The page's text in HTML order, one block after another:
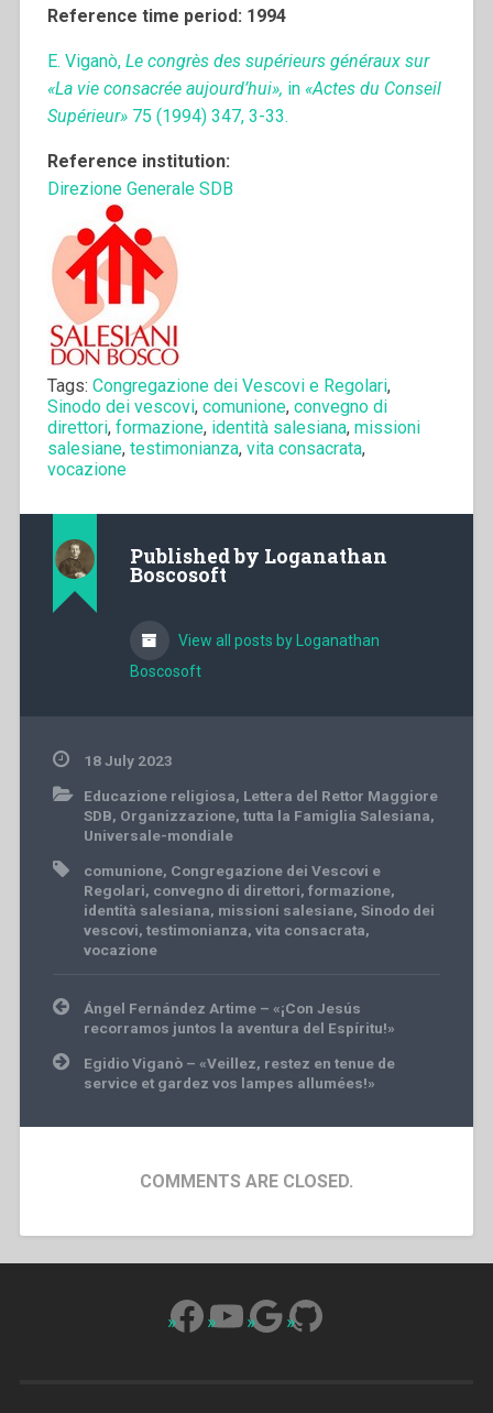
Reference time period: 1994
E. Viganò, Le congrès des supérieurs généraux sur
«La vie consacrée aujourd’hui», in «Actes du Conseil
Supérieur» 75 (1994) 347, 3-33.
Reference institution:
Direzione Generale SDB
Tags: Congregazione dei Vescovi e Regolari,
Sinodo dei vescovi, comunione, convegno di
direttori, formazione, identità salesiana, missioni
salesiane, testimonianza, vita consacrata,
vocazione
Published by Loganathan
Boscosoft
View all posts by Loganathan
Boscosoft
18 July 2023
Educazione religiosa, Lettera del Rettor Maggiore
SDB, Organizzazione, tutta la Famiglia Salesiana,
Universale-mondiale
comunione, Congregazione dei Vescovi e
Regolari, convegno di direttori, formazione,
identità salesiana, missioni salesiane, Sinodo dei
vescovi, testimonianza, vita consacrata,
vocazione
Post
navigation
Ángel Fernández Artime – «¡Con Jesús
recorramos juntos la aventura del Espíritu!»
Egidio Viganò – «Veillez, restez en tenue de
service et gardez vos lampes allumées!»
COMMENTS ARE CLOSED.
Facebook
YouTube
Google
GitHub